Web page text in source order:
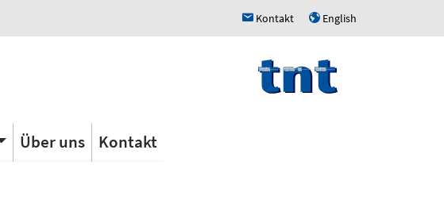
h Kontakt u English
Über uns Kontakt